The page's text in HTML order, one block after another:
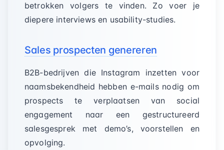
betrokken volgers te vinden. Zo voer je
diepere interviews en usability-studies.
Sales prospecten genereren
B2B-bedrijven die Instagram inzetten voor
naamsbekendheid hebben e-mails nodig om
prospects te verplaatsen van social
engagement naar een gestructureerd
salesgesprek met demo’s, voorstellen en
opvolging.